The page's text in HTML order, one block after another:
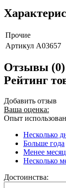
Прочие
Артикул A03657
Отзывы (0)
Рейтинг
Добавить отзыв
Ваша оценка:
Опыт
Несколько
Больше года
Менее
Несколько
Достоинства: